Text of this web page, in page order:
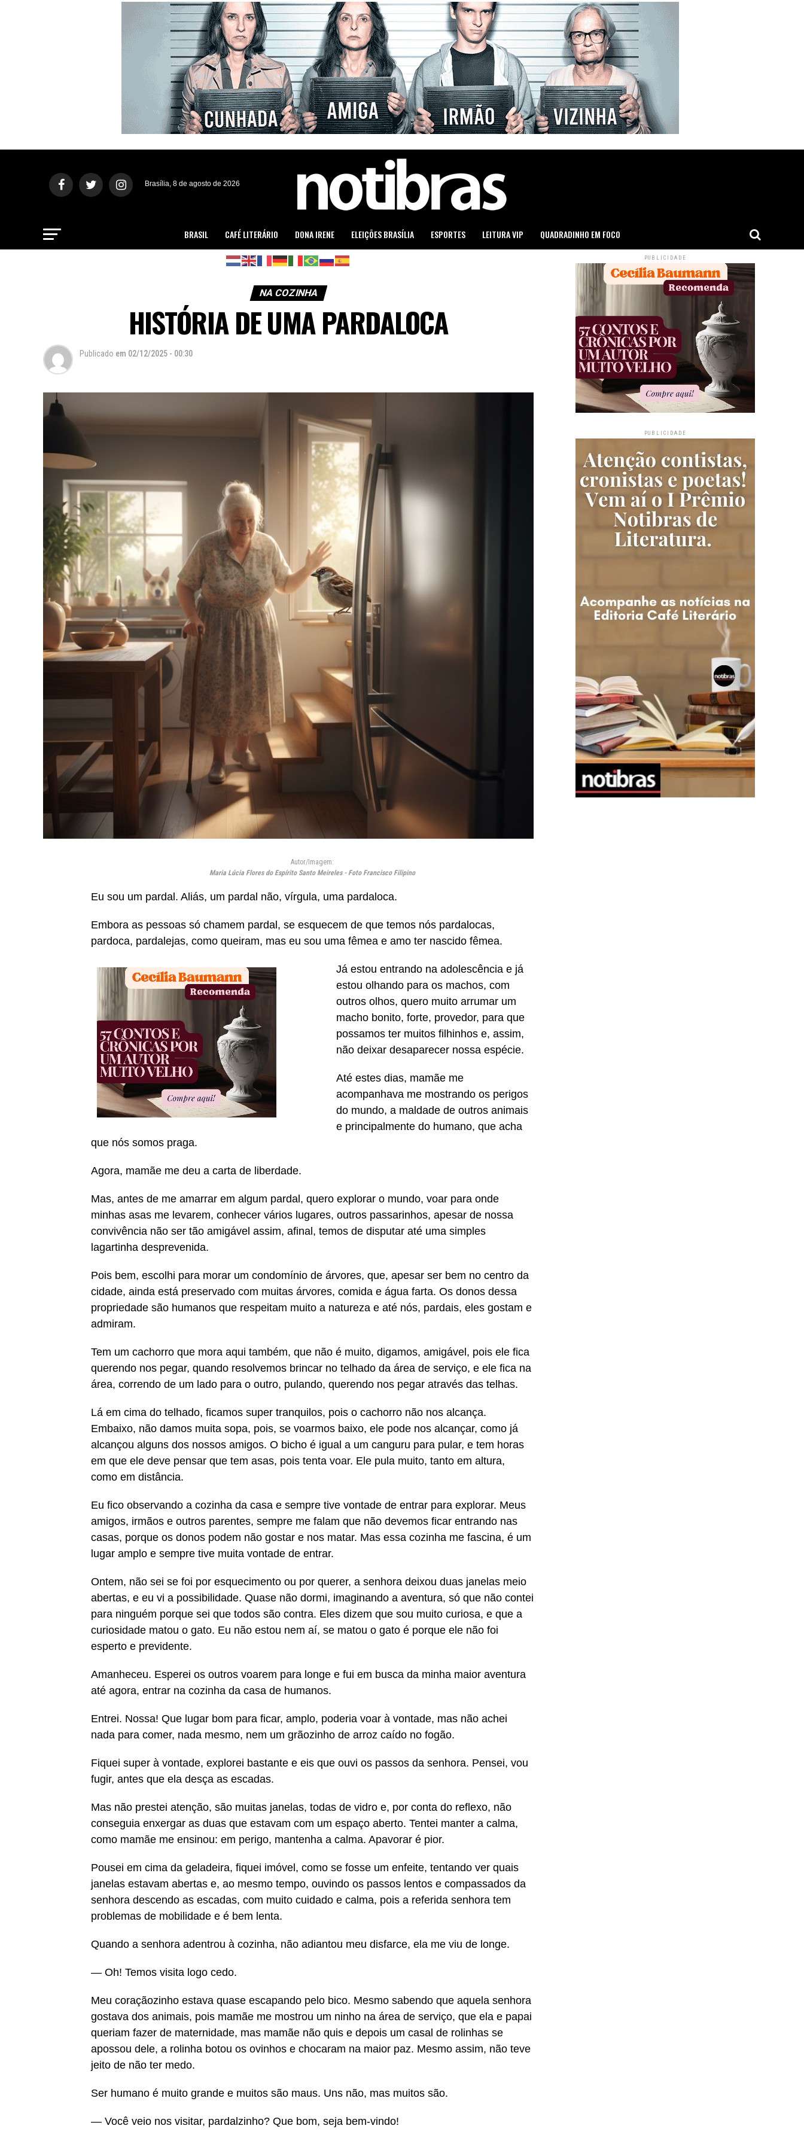
Brasília, 8 de agosto de 2026
BRASIL CAFÉ LITERÁRIO DONA IRENE ELEIÇÕES BRASÍLIA ESPORTES LEITURA VIP QUADRADINHO EM FOCO
NA COZINHA
HISTÓRIA DE UMA PARDALOCA
Publicado em 02/12/2025 - 00:30
Autor/Imagem:
Maria Lúcia Flores do Espírito Santo Meireles - Foto Francisco Filipino
Eu sou um pardal. Aliás, um pardal não, vírgula, uma pardaloca.
Embora as pessoas só chamem pardal, se esquecem de que temos nós pardalocas,
pardoca, pardalejas, como queiram, mas eu sou uma fêmea e amo ter nascido fêmea.
Já estou entrando na adolescência e já
estou olhando para os machos, com
outros olhos, quero muito arrumar um
macho bonito, forte, provedor, para que
possamos ter muitos filhinhos e, assim,
não deixar desaparecer nossa espécie.
Até estes dias, mamãe me
acompanhava me mostrando os perigos
do mundo, a maldade de outros animais
e principalmente do humano, que acha
que nós somos praga.
Agora, mamãe me deu a carta de liberdade.
Mas, antes de me amarrar em algum pardal, quero explorar o mundo, voar para onde
minhas asas me levarem, conhecer vários lugares, outros passarinhos, apesar de nossa
convivência não ser tão amigável assim, afinal, temos de disputar até uma simples
lagartinha desprevenida.
Pois bem, escolhi para morar um condomínio de árvores, que, apesar ser bem no centro da
cidade, ainda está preservado com muitas árvores, comida e água farta. Os donos dessa
propriedade são humanos que respeitam muito a natureza e até nós, pardais, eles gostam e
admiram.
Tem um cachorro que mora aqui também, que não é muito, digamos, amigável, pois ele fica
querendo nos pegar, quando resolvemos brincar no telhado da área de serviço, e ele fica na
área, correndo de um lado para o outro, pulando, querendo nos pegar através das telhas.
Lá em cima do telhado, ficamos super tranquilos, pois o cachorro não nos alcança.
Embaixo, não damos muita sopa, pois, se voarmos baixo, ele pode nos alcançar, como já
alcançou alguns dos nossos amigos. O bicho é igual a um canguru para pular, e tem horas
em que ele deve pensar que tem asas, pois tenta voar. Ele pula muito, tanto em altura,
como em distância.
Eu fico observando a cozinha da casa e sempre tive vontade de entrar para explorar. Meus
amigos, irmãos e outros parentes, sempre me falam que não devemos ficar entrando nas
casas, porque os donos podem não gostar e nos matar. Mas essa cozinha me fascina, é um
lugar amplo e sempre tive muita vontade de entrar.
Ontem, não sei se foi por esquecimento ou por querer, a senhora deixou duas janelas meio
abertas, e eu vi a possibilidade. Quase não dormi, imaginando a aventura, só que não contei
para ninguém porque sei que todos são contra. Eles dizem que sou muito curiosa, e que a
curiosidade matou o gato. Eu não estou nem aí, se matou o gato é porque ele não foi
esperto e previdente.
Amanheceu. Esperei os outros voarem para longe e fui em busca da minha maior aventura
até agora, entrar na cozinha da casa de humanos.
Entrei. Nossa! Que lugar bom para ficar, amplo, poderia voar à vontade, mas não achei
nada para comer, nada mesmo, nem um grãozinho de arroz caído no fogão.
Fiquei super à vontade, explorei bastante e eis que ouvi os passos da senhora. Pensei, vou
fugir, antes que ela desça as escadas.
Mas não prestei atenção, são muitas janelas, todas de vidro e, por conta do reflexo, não
conseguia enxergar as duas que estavam com um espaço aberto. Tentei manter a calma,
como mamãe me ensinou: em perigo, mantenha a calma. Apavorar é pior.
Pousei em cima da geladeira, fiquei imóvel, como se fosse um enfeite, tentando ver quais
janelas estavam abertas e, ao mesmo tempo, ouvindo os passos lentos e compassados da
senhora descendo as escadas, com muito cuidado e calma, pois a referida senhora tem
problemas de mobilidade e é bem lenta.
Quando a senhora adentrou à cozinha, não adiantou meu disfarce, ela me viu de longe.
— Oh! Temos visita logo cedo.
Meu coraçãozinho estava quase escapando pelo bico. Mesmo sabendo que aquela senhora
gostava dos animais, pois mamãe me mostrou um ninho na área de serviço, que ela e papai
queriam fazer de maternidade, mas mamãe não quis e depois um casal de rolinhas se
apossou dele, a rolinha botou os ovinhos e chocaram na maior paz. Mesmo assim, não teve
jeito de não ter medo.
Ser humano é muito grande e muitos são maus. Uns não, mas muitos são.
— Você veio nos visitar, pardalzinho? Que bom, seja bem-vindo!
PUBLICIDADE
PUBLICIDADE